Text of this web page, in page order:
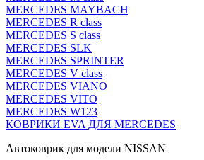
MERCEDES MAYBACH
MERCEDES R class
MERCEDES S class
MERCEDES SLK
MERCEDES SPRINTER
MERCEDES V class
MERCEDES VIANO
MERCEDES VITO
MERCEDES W123
КОВРИКИ EVA ДЛЯ MERCEDES
Автоковрик для модели NISSAN